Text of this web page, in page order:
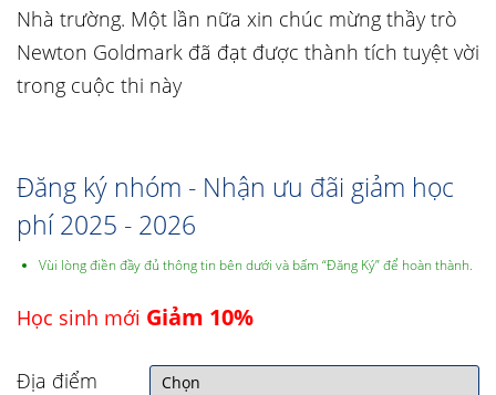
Nhà trường. Một lần nữa xin chúc mừng thầy trò
Newton Goldmark đã đạt được thành tích tuyệt vời
trong cuộc thi này
Đăng ký nhóm - Nhận ưu đãi giảm học
phí 2025 - 2026
Vùi lòng điền đầy đủ thông tin bên dưới và bấm “Đăng Ký” để hoàn thành.
Học sinh mới Giảm 10%
Địa điểm